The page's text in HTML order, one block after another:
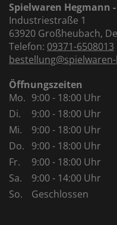
Spielwaren Hegmann
Industriestraße 1
63920 Großheubach,
Telefon: 09371-6508013
Öffnungszeiten
Mo. 9:00 - 18:00 Uhr
Di.
9:00 - 18:00 Uhr
Mi.
9:00 - 18:00 Uhr
Do.
9:00 - 18:00 Uhr
Fr.
9:00 - 18:00 Uhr
Sa.
9:00 - 14:00 Uhr
So.
Geschlossen